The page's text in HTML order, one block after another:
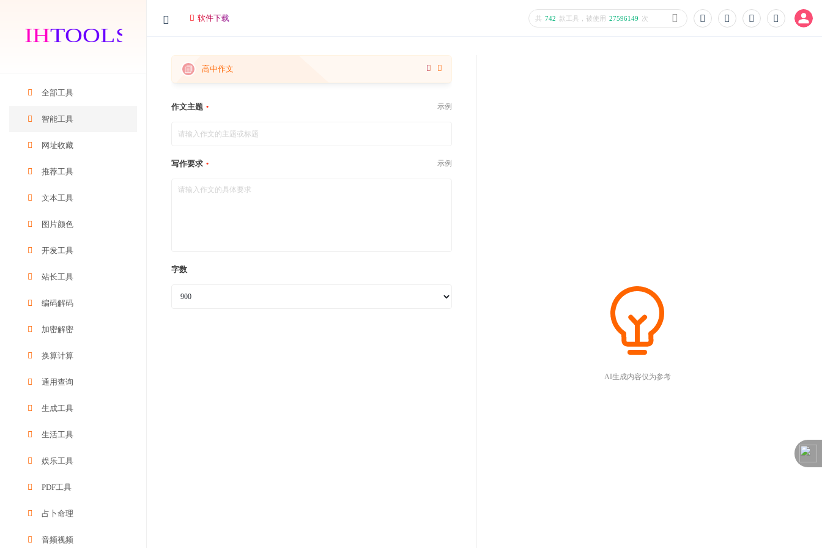
全部工具
智能工具
网址收藏
推荐工具
文本工具
图片颜色
开发工具
站长工具
编码解码
加密解密
换算计算
通用查询
生成工具
生活工具
娱乐工具
PDF工具
占卜命理
音频视频
软件下载 共 742 款工具，被使用 27596149 次
高中作文
作文主题 示例
写作要求 示例
字数
AI生成内容仅为参考